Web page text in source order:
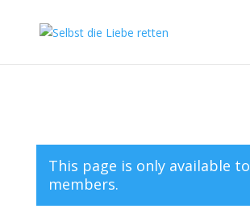
This page is only available to
members.